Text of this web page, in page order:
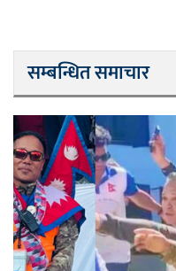
सम्बन्धित समाचार